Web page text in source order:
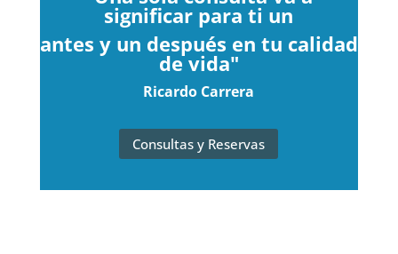
significar para ti un
antes y un después en tu calidad
de vida"
Ricardo Carrera
Consultas y Reservas